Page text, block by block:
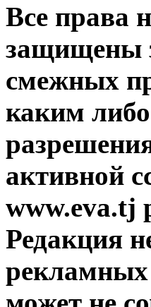
Все права
защищены
смежных
каким
активной
www.eva.tj
Редакция
рекламных